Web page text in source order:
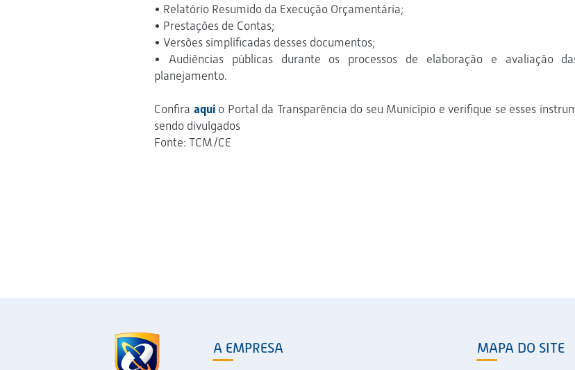
• Relatório Resumido da Execução Orçamentária;
• Prestações de Contas;
• Versões simplificadas desses documentos;
• Audiências públicas durante os processos de elaboração e avaliação
planejamento.
Confira aquio Portal da Transparência do seu Município e verifique se esses
sendo divulgados
Fonte: TCM/CE
A EMPRESA MAPA DO SITE